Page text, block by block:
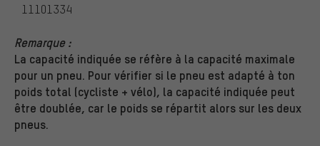
11101334
Remarque :
La capacité indiquée se réfère à la capacité maximale
pour un pneu. Pour vérifier si le pneu est adapté à ton
poids total (cycliste + vélo), la capacité indiquée peut
être doublée, car le poids se répartit alors sur les deux
pneus.